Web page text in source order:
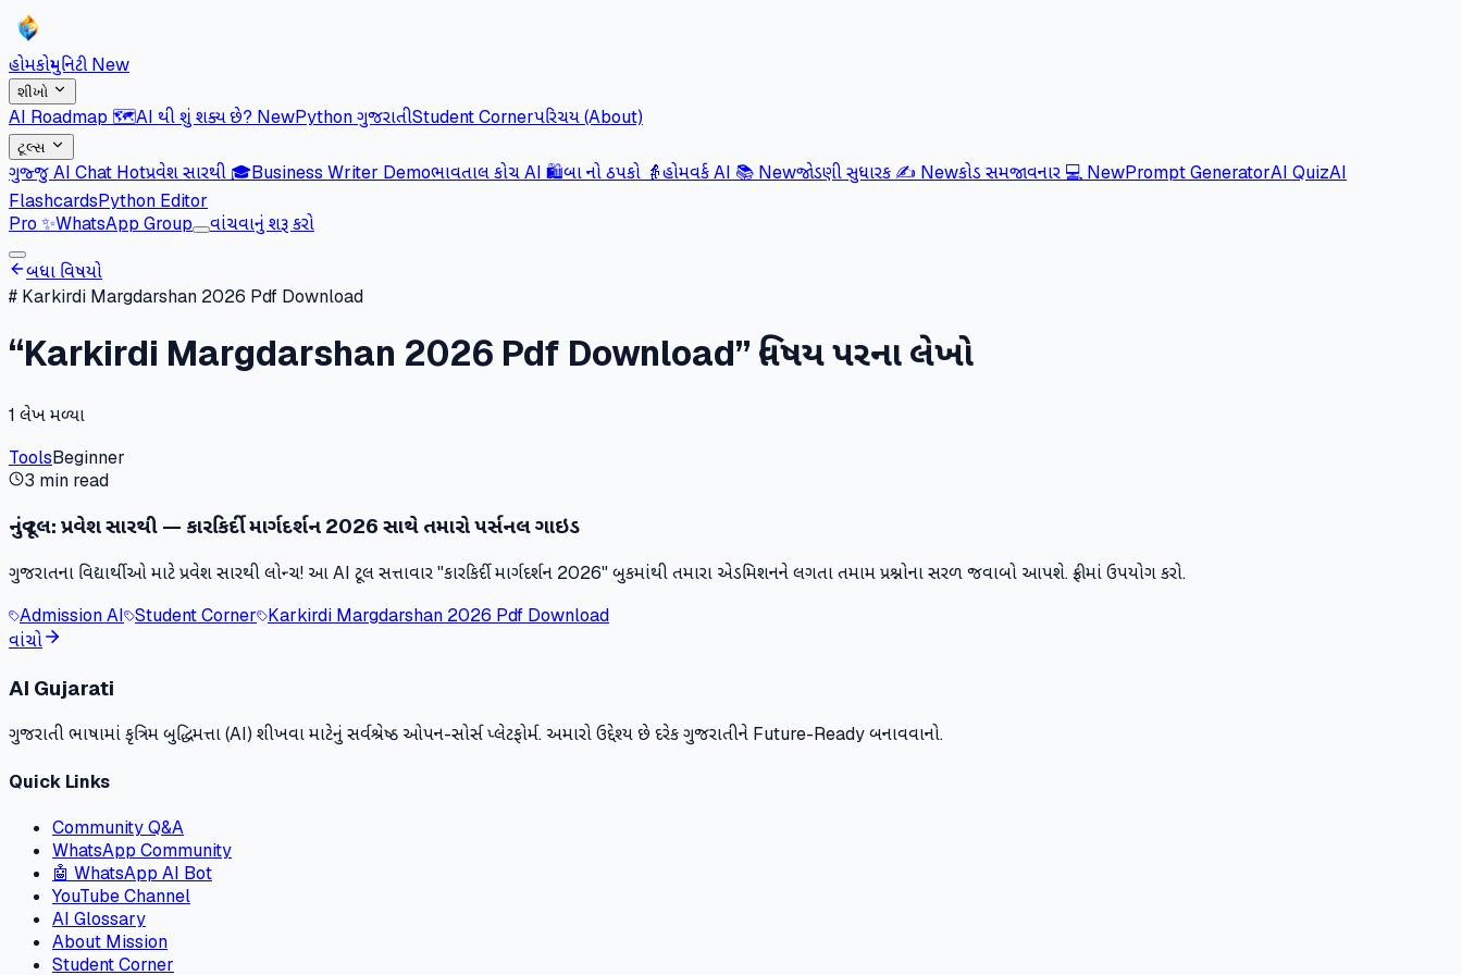
હોમકોમ્યુનિટી New
શીખો
AI Roadmap 🗺️AI થી શું શક્ય છે? NewPython ગુજરાતીStudent Cornerપરિચય (About)
ટૂલ્સ
ગુજ્જુ AI Chat Hotપ્રવેશ સારથી 🎓Business Writer Demoભાવતાલ કોચ AI 🛍️બા નો ઠપકો 👵હોમવર્ક AI 📚 Newજોડણી સુધારક ✍️ Newકોડ સમજાવનાર 💻 NewPrompt GeneratorAI QuizAI
FlashcardsPython Editor
Pro ✨WhatsApp Group વાંચવાનું શરૂ કરો
બધા વિષયો
# Karkirdi Margdarshan 2026 Pdf Download
“Karkirdi Margdarshan 2026 Pdf Download” વિષય પરના લેખો
1 લેખ મળ્યા
ToolsBeginner
3 min read
નવું ટૂલ: પ્રવેશ સારથી — કારકિર્દી માર્ગદર્શન 2026 સાથે તમારો પર્સનલ ગાઇડ
ગુજરાતના વિદ્યાર્થીઓ માટે પ્રવેશ સારથી લોન્ચ! આ AI ટૂલ સત્તાવાર "કારકિર્દી માર્ગદર્શન 2026" બુકમાંથી તમારા એડમિશનને લગતા તમામ પ્રશ્નોના સરળ જવાબો આપશે. ફ્રીમાં ઉપયોગ કરો.
Admission AI Student Corner Karkirdi Margdarshan 2026 Pdf Download
વાંચો
AI Gujarati
ગુજરાતી ભાષામાં કૃત્રિમ બુદ્ધિમત્તા (AI) શીખવા માટેનું સર્વશ્રેષ્ઠ ઓપન-સોર્સ પ્લેટફોર્મ. અમારો ઉદ્દેશ્ય છે દરેક ગુજરાતીને Future-Ready બનાવવાનો.
Quick Links
Community Q&A
WhatsApp Community
🤖 WhatsApp AI Bot
YouTube Channel
AI Glossary
About Mission
Student Corner